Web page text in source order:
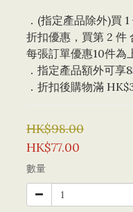
．(指定產品除外)買
折扣優惠，買第 2 件
每張訂單優惠10件為
．指定產品額外可享
．折扣後購物滿
HK$98.00
HK$77.00
數量